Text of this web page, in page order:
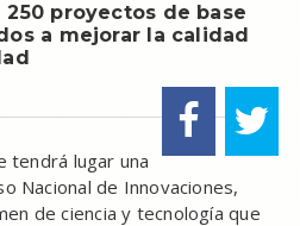
proyectos de base
a mejorar la calidad
tendrá lugar una
Nacional de Innovaciones,
de ciencia y tecnología que